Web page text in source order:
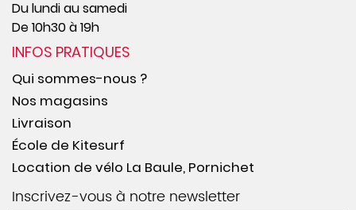
Du lundi au samedi
De 10h30 à 19h
INFOS PRATIQUES
Qui sommes-nous ?
Nos magasins
Livraison
École de Kitesurf
Location de vélo La Baule, Pornichet
Inscrivez-vous à notre newsletter